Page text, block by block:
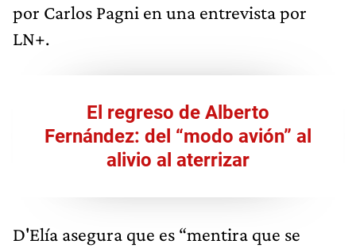
por Carlos Pagni en una entrevista por
LN+.
El regreso de Alberto
Fernández: del “modo avión” al
alivio al aterrizar
D'Elía asegura que es “mentira que se